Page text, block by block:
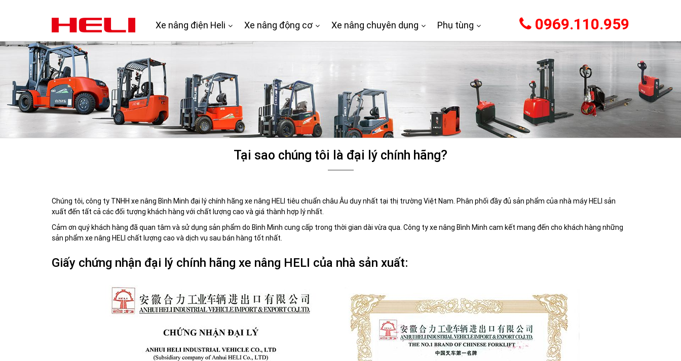
Xe nâng điện Heli Xe nâng động cơ Xe nâng chuyên dụng Phụ tùng 0969.110.959
Tại sao chúng tôi là đại lý chính hãng?
Chúng tôi, công ty TNHH xe nâng Bình Minh đại lý chính hãng xe nâng HELI tiêu chuẩn châu Âu duy nhất tại thị trường Việt Nam. Phân phối đầy đủ sản phẩm của nhà máy HELI sản
xuất đến tất cả các đối tượng khách hàng với chất lượng cao và giá thành hợp lý nhất.
Cảm ơn quý khách hàng đã quan tâm và sử dụng sản phẩm do Bình Minh cung cấp trong thời gian dài vừa qua. Công ty xe nâng Bình Minh cam kết mang đến cho khách hàng những
sản phẩm xe nâng HELI chất lượng cao và dịch vụ sau bán hàng tốt nhất.
Giấy chứng nhận đại lý chính hãng xe nâng HELI của nhà sản xuất: